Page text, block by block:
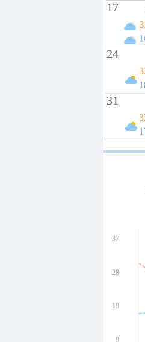
17
24
31
37
28
19
9